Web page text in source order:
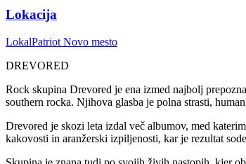
Lokacija
LokalPatriot Novo mesto
DREVORED
Rock skupina Drevored je ena izmed najbolj
southern rocka. Njihova glasba je polna strasti,
Drevored je skozi leta izdal več albumov, med
kakovosti in aranžerski izpiljenosti, kar je rezultat